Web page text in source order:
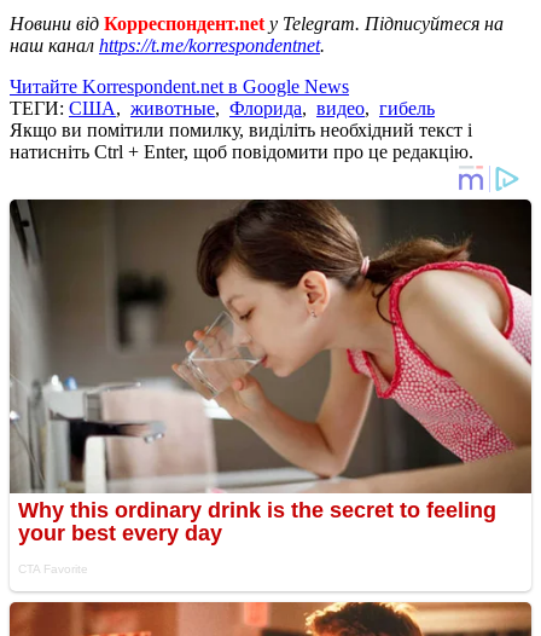
Новини від Корреспондент.net у Telegram. Підписуйтеся на
наш канал https://t.me/korrespondentnet.
Читайте Korrespondent.net в Google News
ТЕГИ: США, животные, Флорида, видео, гибель
Якщо ви помітили помилку, виділіть необхідний текст і
натисніть Ctrl + Enter, щоб повідомити про це редакцію.